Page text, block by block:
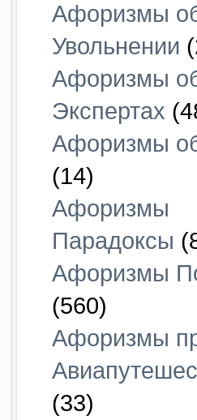
Афоризмы
Увольнении
Афоризмы
Экспертах
Афоризмы
(14)
Афоризмы
Парадоксы
Афоризмы
(560)
Афоризмы
(33)